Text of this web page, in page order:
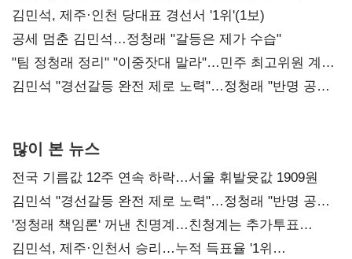
0.86%p(2보)
김민석, 제주·인천 당대표 경선서 '1위'(1보)
공세 멈춘 김민석…정청래 "갈등은 제가 수습"
"팀 정청래 정리" "이중잣대 말라"…민주 최고위원 계파
다툼 격화
김민석 "경선갈등 완전 제로 노력"…정청래 "반명 공세
많이 본 뉴스
전국 기름값 12주 연속 하락…서울 휘발윳값 1909원
김민석 "경선갈등 완전 제로 노력"…정청래 "반명 공세
사과부터"
'정청래 책임론' 꺼낸 친명계…친청계는 추가투표
때리기
김민석, 제주·인천서 승리…누적 득표율 '1위